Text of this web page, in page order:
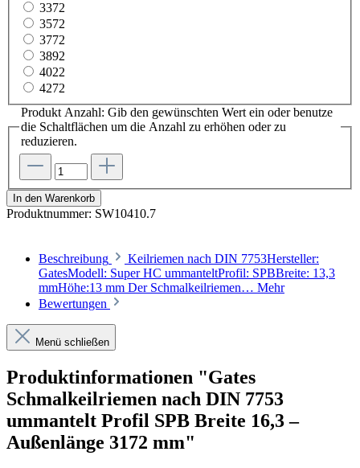
3372
3572
3772
3892
4022
4272
Produkt Anzahl: Gib den gewünschten Wert ein oder benutze
die Schaltflächen um die Anzahl zu erhöhen oder zu
reduzieren.
In den Warenkorb
Produktnummer: SW10410.7
Beschreibung
Keilriemen nach DIN 7753Hersteller:
GatesModell: Super HC ummanteltProfil: SPBBreite: 13,3
mmHöhe:13 mm Der Schmalkeilriemen… Mehr
Bewertungen
Menü schließen
Produktinformationen "Gates
Schmalkeilriemen nach DIN 7753
ummantelt Profil SPB Breite 16,3 –
Außenlänge 3172 mm"